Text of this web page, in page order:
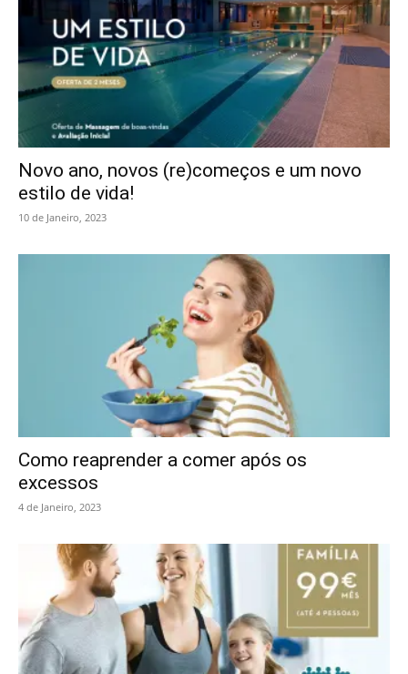
Novo ano, novos (re)começos e um novo
estilo de vida!
10 de Janeiro, 2023
Como reaprender a comer após os
excessos
4 de Janeiro, 2023